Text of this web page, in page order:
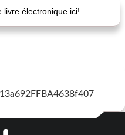
livre électronique ici!